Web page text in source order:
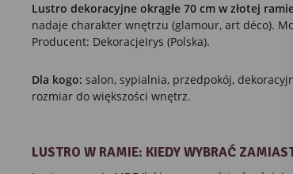
Lustro dekoracyjne okrągłe 70 cm w złotej
nadaje charakter wnętrzu (glamour, art déco).
Producent: DekoracjeIrys (Polska).
Dla kogo: salon, sypialnia, przedpokój,
rozmiar do większości wnętrz.
LUSTRO W RAMIE: KIEDY WYBRAĆ